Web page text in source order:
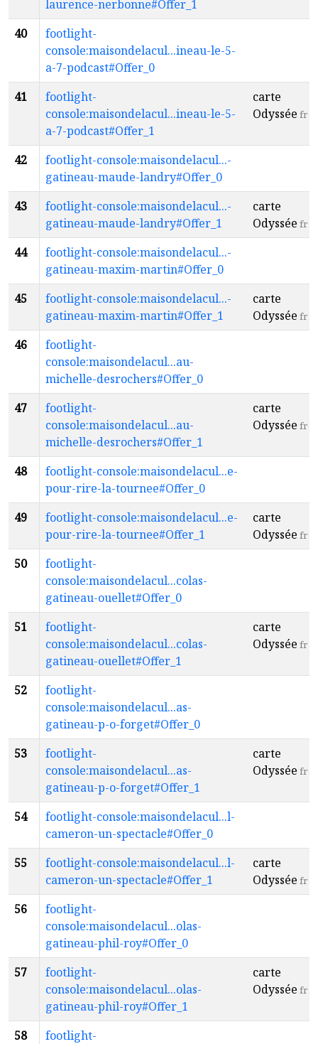
laurence-nerbonne#Offer_1
40
footlight-
console:maisondelacul...ineau-le-5-
a-7-podcast#Offer_0
41
footlight-
console:maisondelacul...ineau-le-5-
a-7-podcast#Offer_1
carte
Odyssée fr
42
footlight-console:maisondelacul...-
gatineau-maude-landry#Offer_0
43
footlight-console:maisondelacul...-
gatineau-maude-landry#Offer_1
carte
Odyssée fr
44
footlight-console:maisondelacul...-
gatineau-maxim-martin#Offer_0
45
footlight-console:maisondelacul...-
gatineau-maxim-martin#Offer_1
carte
Odyssée fr
46
footlight-
console:maisondelacul...au-
michelle-desrochers#Offer_0
47
footlight-
console:maisondelacul...au-
michelle-desrochers#Offer_1
carte
Odyssée fr
48
footlight-console:maisondelacul...e-
pour-rire-la-tournee#Offer_0
49
footlight-console:maisondelacul...e-
pour-rire-la-tournee#Offer_1
carte
Odyssée fr
50
footlight-
console:maisondelacul...colas-
gatineau-ouellet#Offer_0
51
footlight-
console:maisondelacul...colas-
gatineau-ouellet#Offer_1
carte
Odyssée fr
52
footlight-
console:maisondelacul...as-
gatineau-p-o-forget#Offer_0
53
footlight-
console:maisondelacul...as-
gatineau-p-o-forget#Offer_1
carte
Odyssée fr
54
footlight-console:maisondelacul...l-
cameron-un-spectacle#Offer_0
55
footlight-console:maisondelacul...l-
cameron-un-spectacle#Offer_1
carte
Odyssée fr
56
footlight-
console:maisondelacul...olas-
gatineau-phil-roy#Offer_0
57
footlight-
console:maisondelacul...olas-
gatineau-phil-roy#Offer_1
carte
Odyssée fr
58
footlight-